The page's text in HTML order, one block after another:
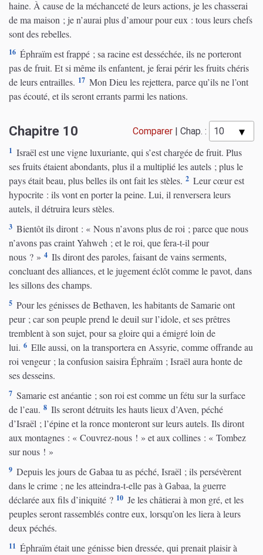
haine. À cause de la méchanceté de leurs actions, je les chasserai
de ma maison ; je n’aurai plus d’amour pour eux : tous leurs chefs
sont des rebelles.
16 Éphraïm est frappé ; sa racine est desséchée, ils ne porteront
pas de fruit. Et si même ils enfantent, je ferai périr les fruits chéris
de leurs entrailles. 17 Mon Dieu les rejettera, parce qu’ils ne l’ont
pas écouté, et ils seront errants parmi les nations.
Chapitre 10 Comparer | Chap. :
1 Israël est une vigne luxuriante, qui s’est chargée de fruit. Plus
ses fruits étaient abondants, plus il a multiplié les autels ; plus le
pays était beau, plus belles ils ont fait les stèles. 2 Leur cœur est
hypocrite : ils vont en porter la peine. Lui, il renversera leurs
autels, il détruira leurs stèles.
3 Bientôt ils diront : « Nous n’avons plus de roi ; parce que nous
n’avons pas craint Yahweh ; et le roi, que fera-t-il pour
nous ? » 4 Ils diront des paroles, faisant de vains serments,
concluant des alliances, et le jugement éclôt comme le pavot, dans
les sillons des champs.
5 Pour les génisses de Bethaven, les habitants de Samarie ont
peur ; car son peuple prend le deuil sur l’idole, et ses prêtres
tremblent à son sujet, pour sa gloire qui a émigré loin de
lui. 6 Elle aussi, on la transportera en Assyrie, comme offrande au
roi vengeur ; la confusion saisira Éphraïm ; Israël aura honte de
ses desseins.
7 Samarie est anéantie ; son roi est comme un fétu sur la surface
de l’eau. 8 Ils seront détruits les hauts lieux d’Aven, péché
d’Israël ; l’épine et la ronce monteront sur leurs autels. Ils diront
aux montagnes : « Couvrez-nous ! » et aux collines : « Tombez
sur nous ! »
9 Depuis les jours de Gabaa tu as péché, Israël ; ils persévèrent
dans le crime ; ne les atteindra-t-elle pas à Gabaa, la guerre
déclarée aux fils d’iniquité ? 10 Je les châtierai à mon gré, et les
peuples seront rassemblés contre eux, lorsqu’on les liera à leurs
deux péchés.
11 Éphraïm était une génisse bien dressée, qui prenait plaisir à